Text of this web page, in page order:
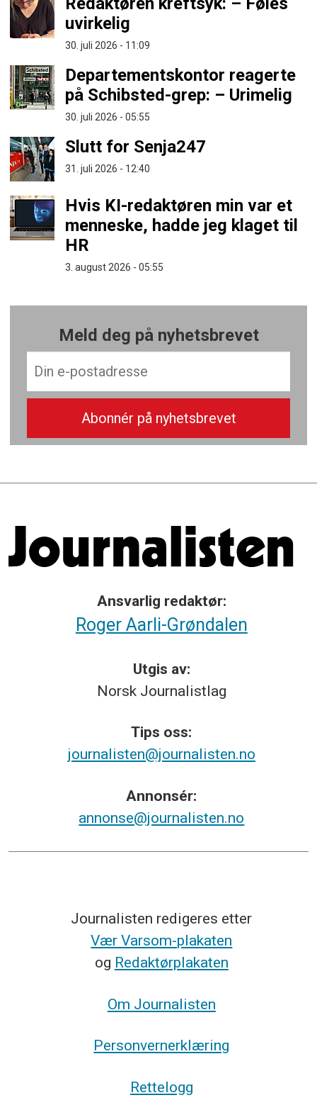
uvirkelig
30. juli 2026 - 11:09
Departementskontor reagerte
på Schibsted-grep: – Urimelig
30. juli 2026 - 05:55
Slutt for Senja247
31. juli 2026 - 12:40
Hvis KI-redaktøren min var et
menneske, hadde jeg klaget til
HR
3. august 2026 - 05:55
Meld deg på nyhetsbrevet
Ansvarlig redaktør:
Roger Aarli-Grøndalen
Utgis av:
Norsk Journalistlag
Tips oss:
journalisten@journalisten.no
Annonsér:
annonse@journalisten.no
Journalisten redigeres etter
Vær Varsom-plakaten
og Redaktørplakaten
Om Journalisten
Personvernerklæring
Rettelogg